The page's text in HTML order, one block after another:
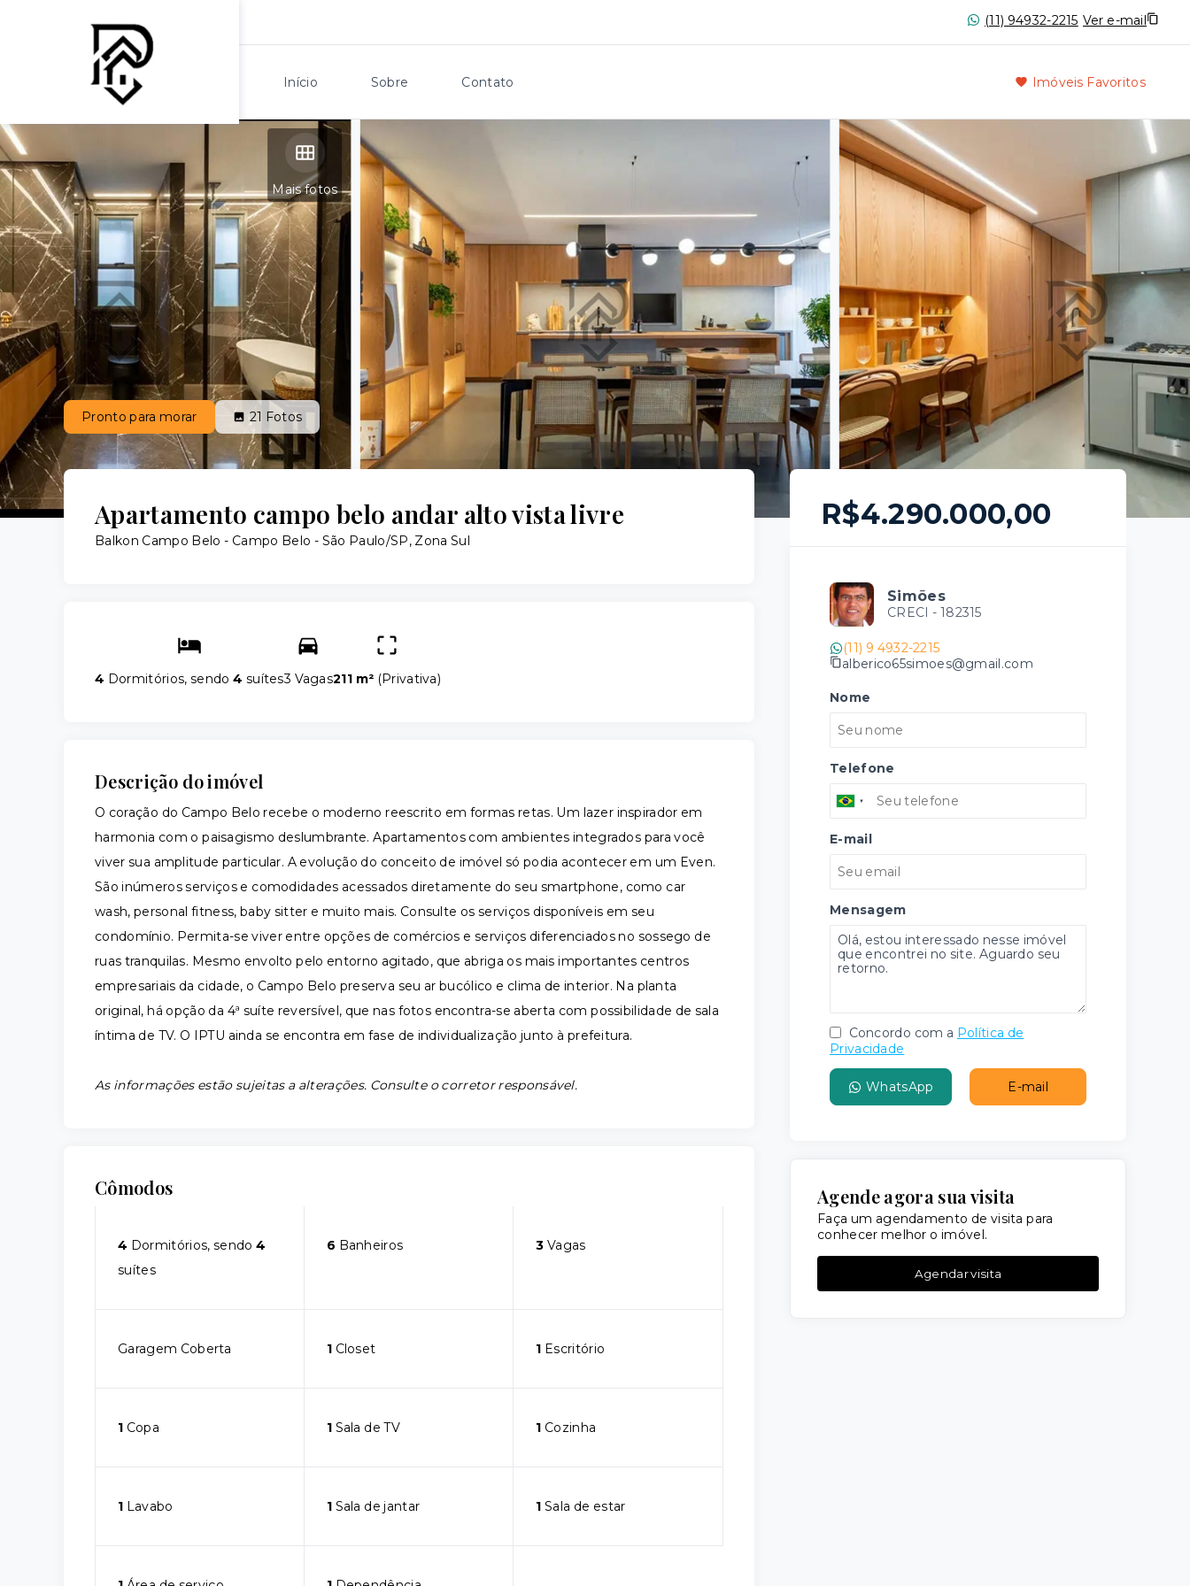
(11) 94932-2215 Ver e-mail
Início Sobre Contato Imóveis Favoritos
Mais fotos
Pronto para morar 21 Fotos
Apartamento campo belo andar alto vista livre
Balkon Campo Belo - Campo Belo - São Paulo/SP, Zona Sul
4 Dormitórios, sendo4 suítes3 Vagas211 m² (Privativa)
Descrição do imóvel
O coração do Campo Belo recebe o moderno reescrito em formas retas. Um lazer inspirador em
harmonia com o paisagismo deslumbrante. Apartamentos com ambientes integrados para você
viver sua amplitude particular. A evolução do conceito de imóvel só podia acontecer em um Even.
São inúmeros serviços e comodidades acessados diretamente do seu smartphone, como car
wash, personal fitness, baby sitter e muito mais. Consulte os serviços disponíveis em seu
condomínio. Permita-se viver entre opções de comércios e serviços diferenciados no sossego de
ruas tranquilas. Mesmo envolto pelo entorno agitado, que abriga os mais importantes centros
empresariais da cidade, o Campo Belo preserva seu ar bucólico e clima de interior. Na planta
original, há opção da 4ª suíte reversível, que nas fotos encontra-se aberta com possibilidade de sala
íntima de TV. O IPTU ainda se encontra em fase de individualização junto à prefeitura.
As informações estão sujeitas a alterações. Consulte o corretor responsável.
Cômodos
4 Dormitórios, sendo4
suítes
6 Banheiros 3 Vagas
Garagem Coberta 1Closet 1 Escritório
1 Copa 1Sala de TV 1 Cozinha
1 Lavabo 1Sala de jantar 1 Sala de estar
R$4.290.000,00
Simões
CRECI - 182315
(11) 9 4932-2215
alberico65simoes@gmail.com
Nome
Telefone
E-mail
Mensagem
Concordo com a Política de
Privacidade
WhatsApp E-mail
Agende agora sua visita
Faça um agendamento de visita para
conhecer melhor o imóvel.
Agendar visita